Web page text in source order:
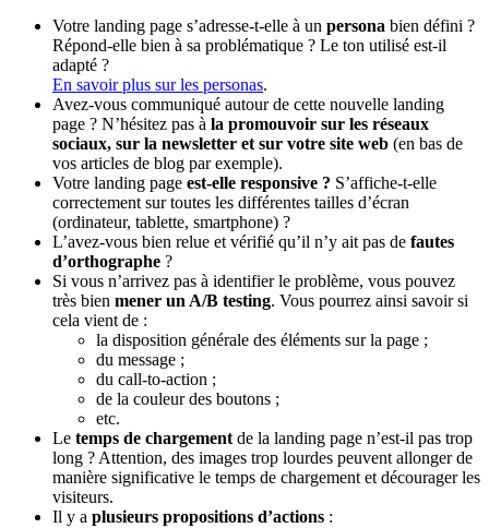
Votre landing page s’adresse-t-elle à un persona bien défini ?
Répond-elle bien à sa problématique ? Le ton utilisé est-il
adapté ?
En savoir plus sur les personas.
Avez-vous communiqué autour de cette nouvelle landing
page ? N’hésitez pas à la promouvoir sur les réseaux
sociaux, sur la newsletter et sur votre site web (en bas de
vos articles de blog par exemple).
Votre landing page est-elle responsive ? S’affiche-t-elle
correctement sur toutes les différentes tailles d’écran
(ordinateur, tablette, smartphone) ?
L’avez-vous bien relue et vérifié qu’il n’y ait pas de fautes
d’orthographe ?
Si vous n’arrivez pas à identifier le problème, vous pouvez
très bien mener un A/B testing. Vous pourrez ainsi savoir si
cela vient de :
la disposition générale des éléments sur la page ;
du message ;
du call-to-action ;
de la couleur des boutons ;
etc.
Le temps de chargement de la landing page n’est-il pas trop
long ? Attention, des images trop lourdes peuvent allonger de
manière significative le temps de chargement et décourager les
visiteurs.
Il y a plusieurs propositions d’actions :